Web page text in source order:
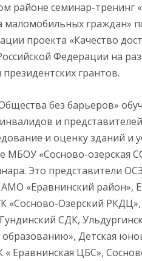
районе семинар-тренинг
маломобильных граждан»
проекта «Качество
Федерации на
грантов.
без барьеров»
и
и оценку зданий и
МБОУ «Сосново-озерская
Это представители
«Еравнинский район»,
«Сосново-Озерский
СДК,
Детская
Еравнинская ЦБС»,